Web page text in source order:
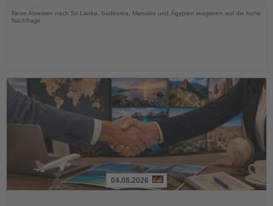
Neue Abreisen nach Sri Lanka, Südkorea, Marokko und Ägypten reagieren auf die hohe
Nachfrage
04.08.2026